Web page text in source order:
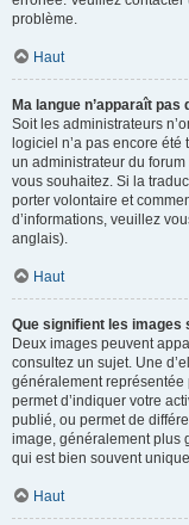
problème.
Haut
Ma langue n’apparaît pas
Soit les administrateurs
logiciel n’a pas encore
un administrateur du
vous souhaitez. Si la
porter volontaire et
d’informations, veuillez
anglais).
Haut
Que signifient les images
Deux images peuvent
consultez un sujet. Une
généralement représentée
permet d’indiquer votre
publié, ou permet de
image, généralement plus
qui est bien souvent
Haut